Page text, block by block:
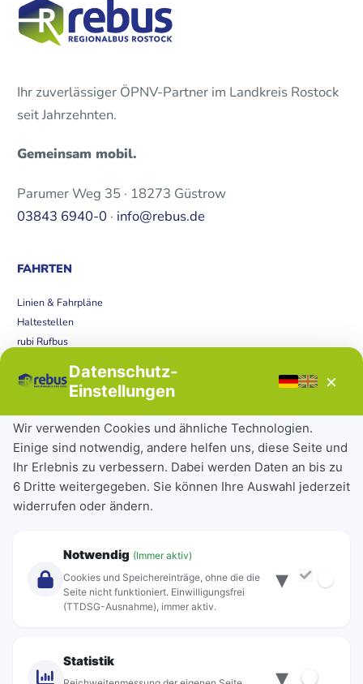
Ihr zuverlässiger ÖPNV-Partner im Landkreis Rostock
seit Jahrzehnten.
Gemeinsam mobil.
Parumer Weg 35 · 18273 Güstrow
03843 6940-0 · info@rebus.de
FAHRTEN
Linien & Fahrpläne
Haltestellen
rubi Rufbus
Störungen
Tickets & Tarife
Deutschlandticket
Schülerkarte
Einzeltickets
Abonnements
Über Rebus
Standorte
Datenschutz-
Einstellungen
×
Wir verwenden Cookies und ähnliche Technologien.
Einige sind notwendig, andere helfen uns, diese Seite und
Ihr Erlebnis zu verbessern. Dabei werden Daten an bis zu
6 Dritte weitergegeben. Sie können Ihre Auswahl jederzeit
widerrufen oder ändern.
Notwendig (Immer aktiv)
Cookies und Speichereinträge, ohne die die
Seite nicht funktioniert. Einwilligungsfrei
(TTDSG-Ausnahme), immer aktiv.
▾
Statistik
▾